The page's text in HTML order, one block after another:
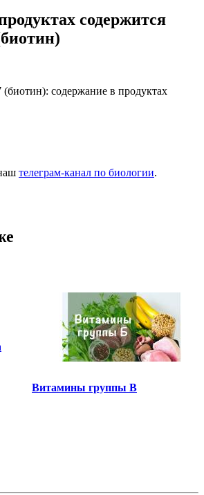
содержится
телеграм-канал по биологии.
Витамины группы B